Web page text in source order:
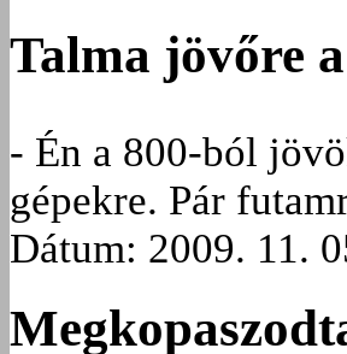
Talma jövőre
- Én a 800-ból
gépekre. Pár
Dátum: 2009. 11.